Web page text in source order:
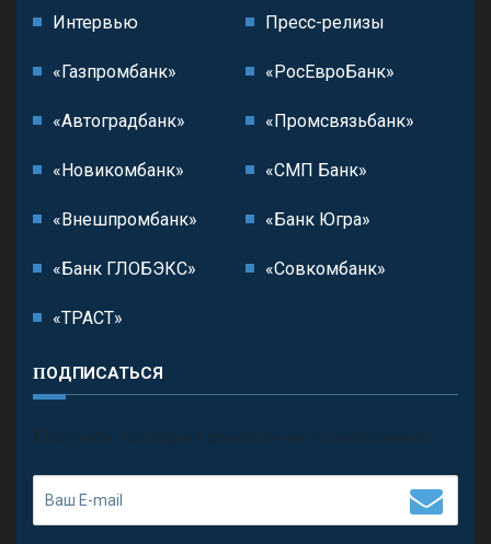
Интервью Пресс-релизы
«Газпромбанк» «РосЕвроБанк»
«Автоградбанк» «Промсвязьбанк»
«Новикомбанк» «СМП Банк»
«Внешпромбанк» «Банк Югра»
«Банк ГЛОБЭКС» «Совкомбанк»
«ТРАСТ»
ПОДПИСАТЬСЯ
П олучить последние обновления и предложения.